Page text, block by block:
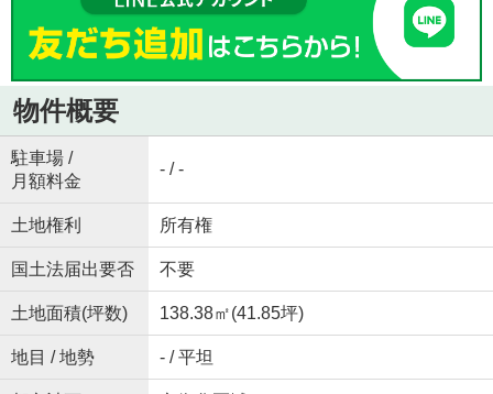
物件概要
駐車場 /
月額料金
- / -
土地権利 所有権
国土法届出要否 不要
土地面積(坪数) 138.38㎡(41.85坪)
地目 / 地勢 - / 平坦